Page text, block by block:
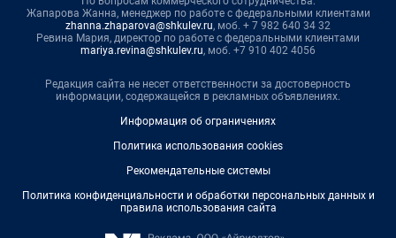
Жапарова Жанна, менеджер по работе с федеральными клиентами
zhanna.zhaparova@shkulev.ru, моб. + 7 982 640 34 32
Ревина Мария, директор по работе с федеральными клиентами
mariya.revina@shkulev.ru, моб. +7 910 402 4056
Редакция сайта не несет ответственности за достоверность
информации, содержащейся в рекламных объявлениях.
Информация об ограничениях
Политика использования cookies
Рекомендательные системы
Политика конфиденциальности и обработки персональных данных и
правила использования сайта